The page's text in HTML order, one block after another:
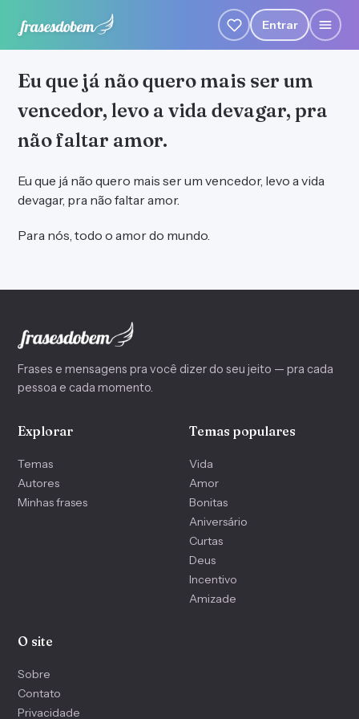
Entrar
Eu que já não quero mais ser um
vencedor, levo a vida devagar, pra
não faltar amor.
Eu que já não quero mais ser um vencedor, levo a vida
devagar, pra não faltar amor.
Para nós, todo o amor do mundo.
Frases e mensagens pra você dizer do seu jeito — pra cada
pessoa e cada momento.
Explorar
Temas
Autores
Minhas frases
Temas populares
Vida
Amor
Bonitas
Aniversário
Curtas
Deus
Incentivo
Amizade
O site
Sobre
Contato
Privacidade